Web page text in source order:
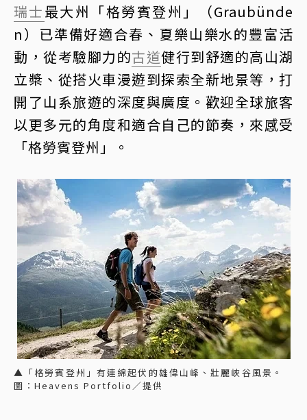
瑞士最大州「格勞賓登州」（Graubünde
n）已準備好適合春、夏樂山樂水的豐富活
動，從考驗腳力的古道健行到舒適的高山湖
立槳、從搭火車漫遊到探索全新地景等，打
開了山系旅遊的深度與廣度。歡迎全球旅客
以更多元的角度和適合自己的節奏，來感受
「格勞賓登州」。
▲「格勞賓登州」有連綿起伏的雄偉山峰、壯麗峽谷風景。
圖：Heavens Portfolio／提供